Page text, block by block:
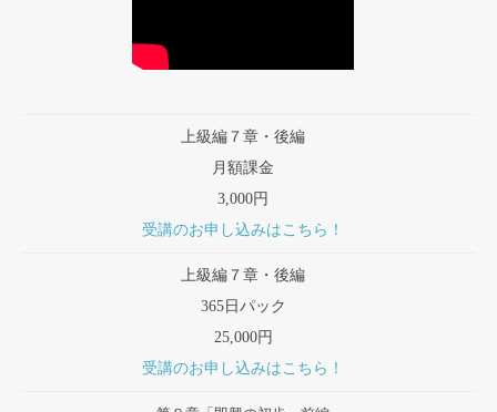
上級編７章・後編
月額課金
3,000円
受講のお申し込みはこちら！
上級編７章・後編
365日パック
25,000円
受講のお申し込みはこちら！